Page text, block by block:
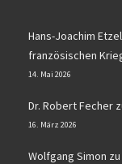
Hans-Joachim Etzel
französischen
14. Mai 2026
Dr. Robert Fecher
16. März 2026
Wolfgang Simon zu